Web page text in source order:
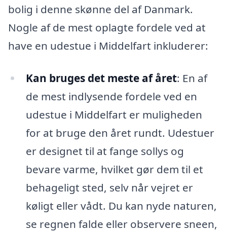
bolig i denne skønne del af Danmark.
Nogle af de mest oplagte fordele ved at
have en udestue i Middelfart inkluderer:
Kan bruges det meste af året: En af
de mest indlysende fordele ved en
udestue i Middelfart er muligheden
for at bruge den året rundt. Udestuer
er designet til at fange sollys og
bevare varme, hvilket gør dem til et
behageligt sted, selv når vejret er
køligt eller vådt. Du kan nyde naturen,
se regnen falde eller observere sneen,